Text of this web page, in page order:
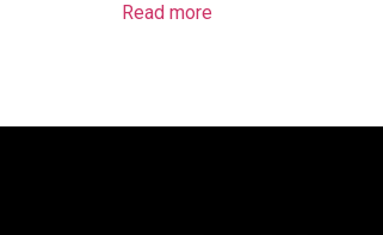
Read more